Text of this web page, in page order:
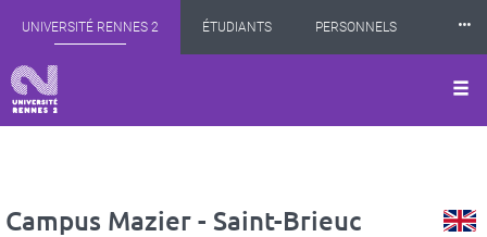
principal
UNIVERSITÉ RENNES 2 ÉTUDIANTS PERSONNELS
INTERNATIONAL
⸱⸱⸱
Campus Mazier - Saint-Brieuc
See